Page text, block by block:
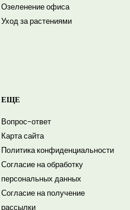
Озеленение офиса
Уход за растениями
ЕЩЕ
Вопрос-ответ
Карта сайта
Политика конфиденциальности
Согласие на обработку
персональных данных
Согласие на получение
рассылки